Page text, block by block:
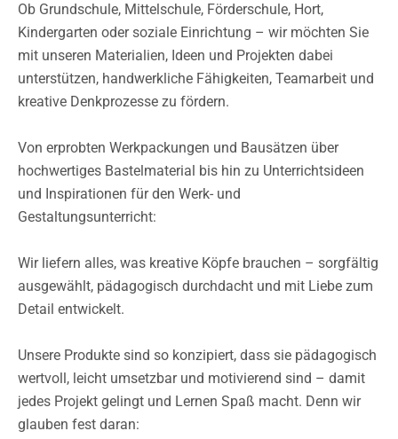
Ob Grundschule, Mittelschule, Förderschule, Hort,
Kindergarten oder soziale Einrichtung – wir möchten Sie
mit unseren Materialien, Ideen und Projekten dabei
unterstützen, handwerkliche Fähigkeiten, Teamarbeit und
kreative Denkprozesse zu fördern.
Von erprobten Werkpackungen und Bausätzen über
hochwertiges Bastelmaterial bis hin zu Unterrichtsideen
und Inspirationen für den Werk- und
Gestaltungsunterricht:
Wir liefern alles, was kreative Köpfe brauchen – sorgfältig
ausgewählt, pädagogisch durchdacht und mit Liebe zum
Detail entwickelt.
Unsere Produkte sind so konzipiert, dass sie pädagogisch
wertvoll, leicht umsetzbar und motivierend sind – damit
jedes Projekt gelingt und Lernen Spaß macht. Denn wir
glauben fest daran: